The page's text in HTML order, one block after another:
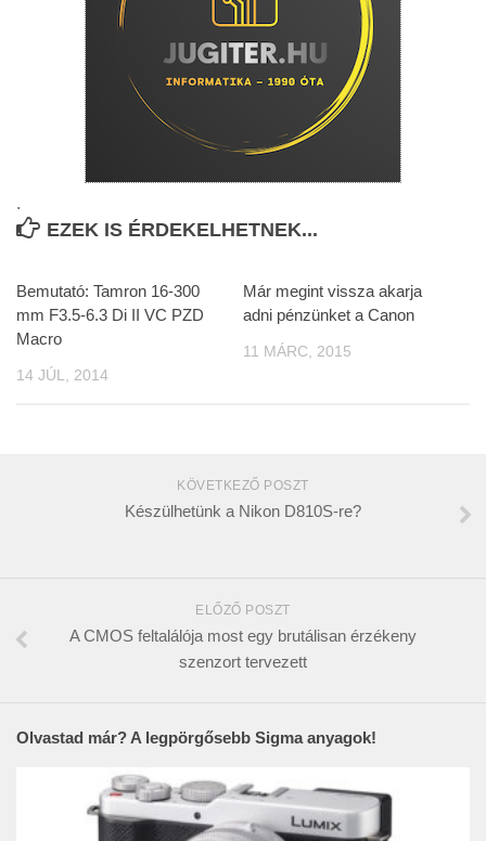
.
EZEK IS ÉRDEKELHETNEK...
Bemutató: Tamron 16-300
mm F3.5-6.3 Di II VC PZD
Macro
14 JÚL, 2014
Már megint vissza akarja
adni pénzünket a Canon
11 MÁRC, 2015
KÖVETKEZŐ POSZT
Készülhetünk a Nikon D810S-re?
ELŐZŐ POSZT
A CMOS feltalálója most egy brutálisan érzékeny
szenzort tervezett
Olvastad már? A legpörgősebb Sigma anyagok!